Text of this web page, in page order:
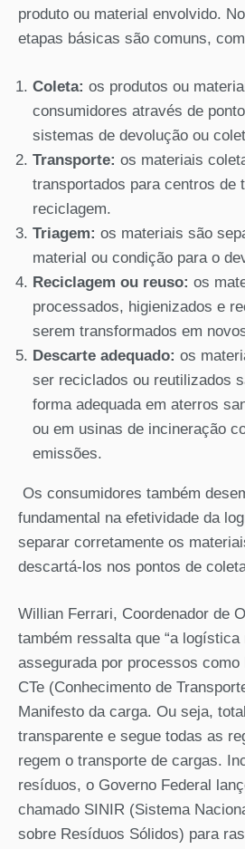
produto ou material envolvido.
etapas básicas são comuns,
Coleta: os produtos ou
consumidores através de
sistemas de devolução ou
Transporte: os materiais
transportados para centros de
reciclagem.
Triagem: os materiais são
material ou condição para o
Reciclagem ou reuso: os
processados, higienizados e
serem transformados em
Descarte adequado: os
ser reciclados ou reutilizados
forma adequada em aterros
ou em usinas de incineração
emissões.
Os consumidores também
fundamental na efetividade da
separar corretamente os
descartá-los nos pontos de
Willian Ferrari, Coordenador de
também ressalta que “a
assegurada por processos
CTe (Conhecimento de
Manifesto da carga. Ou seja,
transparente e segue todas as
regem o transporte de cargas.
resíduos, o Governo Federal
chamado SINIR (Sistema
sobre Resíduos Sólidos) para